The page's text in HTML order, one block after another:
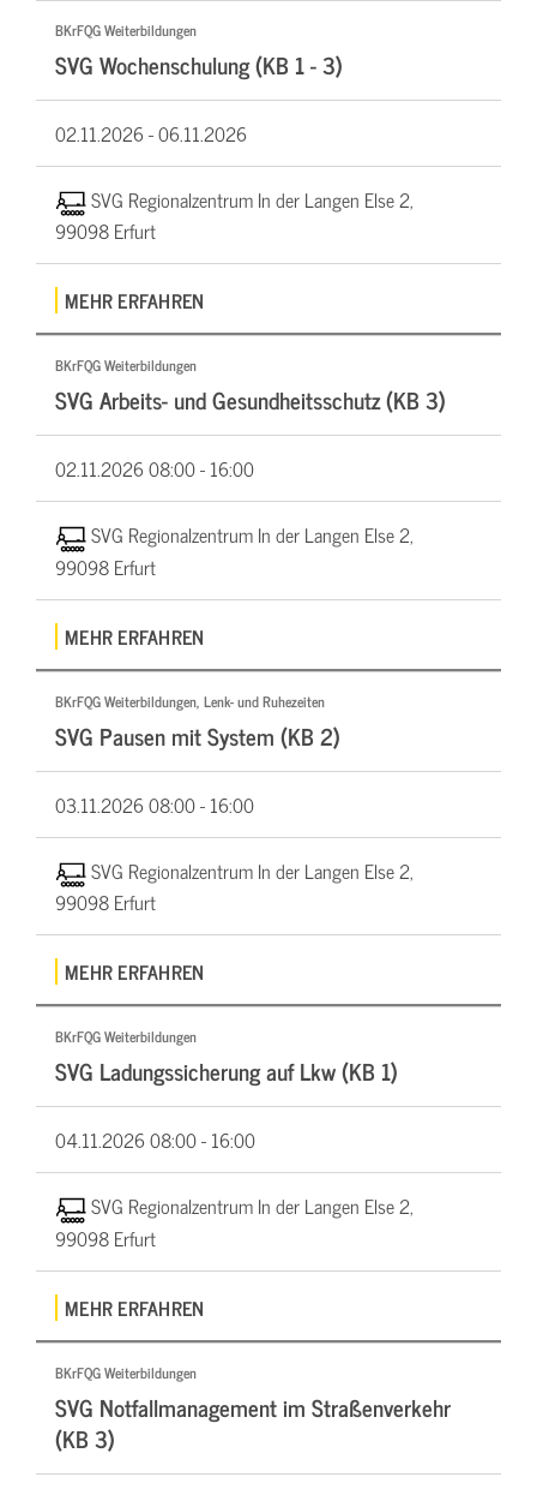
BKrFQG Weiterbildungen
SVG Wochenschulung (KB 1 - 3)
02.11.2026 -06.11.2026
SVG Regionalzentrum In der Langen Else 2,
99098 Erfurt
MEHR ERFAHREN
BKrFQG Weiterbildungen
SVG Arbeits- und Gesundheitsschutz (KB 3)
02.11.202608:00 - 16:00
SVG Regionalzentrum In der Langen Else 2,
99098 Erfurt
MEHR ERFAHREN
BKrFQG Weiterbildungen, Lenk- und Ruhezeiten
SVG Pausen mit System (KB 2)
03.11.202608:00 - 16:00
SVG Regionalzentrum In der Langen Else 2,
99098 Erfurt
MEHR ERFAHREN
BKrFQG Weiterbildungen
SVG Ladungssicherung auf Lkw (KB 1)
04.11.202608:00 - 16:00
SVG Regionalzentrum In der Langen Else 2,
99098 Erfurt
MEHR ERFAHREN
BKrFQG Weiterbildungen
SVG Notfallmanagement im Straßenverkehr
(KB 3)